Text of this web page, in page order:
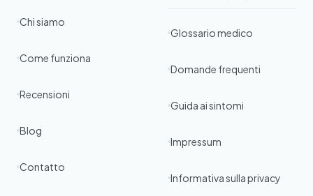
Chi siamo
Come funziona
Recensioni
Blog
Contatto
Glossario medico
Domande frequenti
Guida ai sintomi
Impressum
Informativa sulla privacy